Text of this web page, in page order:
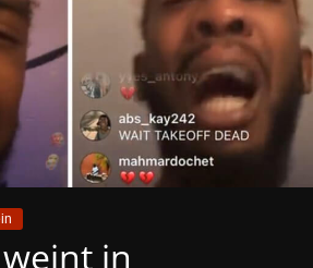
in